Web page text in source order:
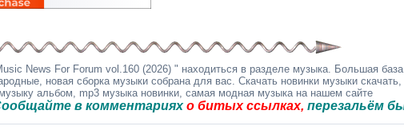
News For Forum vol.160 (2026) " находиться в разделе музыка. Большая база
новая сборка музыки собрана для вас. Скачать новинки музыки скачать,
альбом, mp3 музыка новинки, самая модная музыка на нашем сайте
в комментарияхо битых ссылках,перезальём быстро.